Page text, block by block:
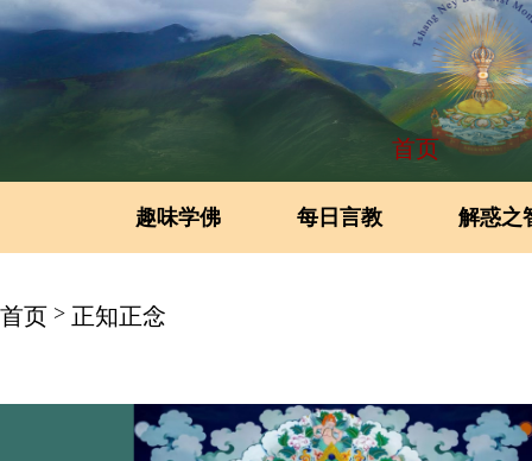
首页
趣味学佛 每日言教 解惑之
首页 > 正知正念